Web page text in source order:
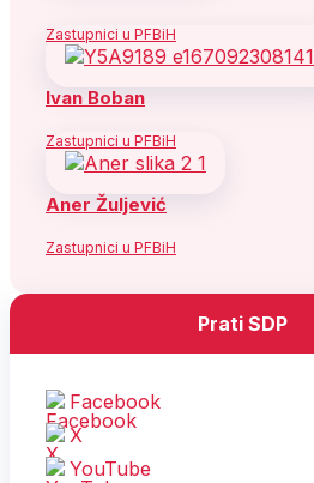
Zastupnici u PFBiH
Ivan Boban
Zastupnici u PFBiH
Aner Žuljević
Zastupnici u PFBiH
Prati SDP
Facebook
X
YouTube